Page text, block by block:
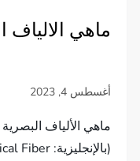
ماهي الالياف
ماهي الألياف البصرية